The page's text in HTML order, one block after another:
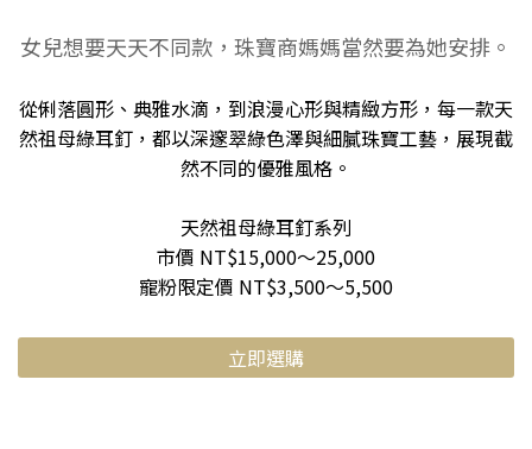
女兒想要天天不同款，珠寶商媽媽當然要為她安排。
從俐落圓形、典雅水滴，到浪漫心形與精緻方形，每一款天
然祖母綠耳釘，都以深邃翠綠色澤與細膩珠寶工藝，展現截
然不同的優雅風格。
天然祖母綠耳釘系列
市價 NT$15,000～25,000
寵粉限定價 NT$3,500～5,500
立即選購